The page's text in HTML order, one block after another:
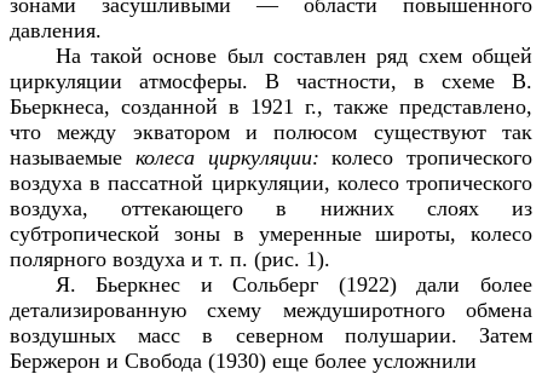
давления.
На такой основе был составлен ряд схем общей
циркуляции атмосферы. В частности, в схеме В.
Бьеркнеса, созданной в 1921 г., также представлено,
что между экватором и полюсом существуют так
называемые колеса циркуляции:колесо тропического
воздуха в пассатной циркуляции, колесо тропического
воздуха, оттекающего в нижних слоях из
субтропической зоны в умеренные широты, колесо
полярного воздуха и т. п. (рис. 1).
Я. Бьеркнес и Сольберг (1922) дали более
детализированную схему междуширотного обмена
воздушных масс в северном полушарии. Затем
Бержерон и Свобода (1930) еще более усложнили